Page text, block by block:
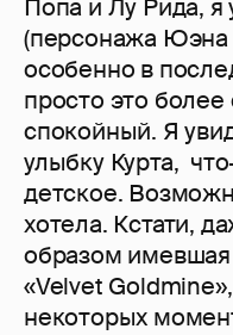
Попа и Лу Рида, я
(персонажа Юэна
особенно в
просто это более
спокойный. Я
улыбку Курта,
детское.
хотела. Кстати,
образом
«Velvet
некоторых